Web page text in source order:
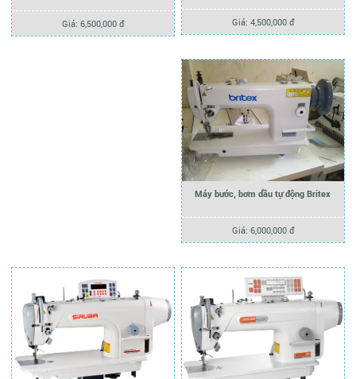
Giá: 6,500,000 đ Giá: 4,500,000 đ
Máy bước, bơm dầu tự động Britex
Giá: 6,000,000 đ